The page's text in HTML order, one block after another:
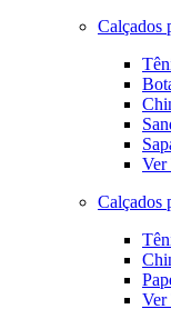
Calçados
Ver
Calçados
Ver